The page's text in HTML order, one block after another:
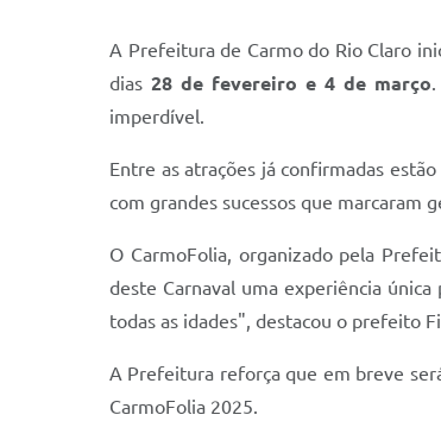
A Prefeitura de Carmo do Rio Claro
dias28 de fevereiro e 4 de março
imperdível.
Entre as atrações já confirmadas estão
com grandes sucessos que marcaram
O CarmoFolia, organizado pela
deste Carnaval uma experiência
todas as idades", destacou o prefeito
A Prefeitura reforça que em breve
CarmoFolia 2025.